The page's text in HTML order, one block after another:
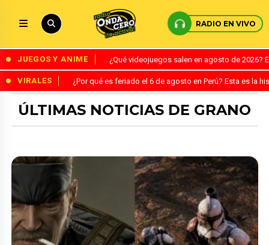
RADIO EN VIVO
JUEGOS Y ANIME ¿Qué videojuegos salen en agosto de
VIRALES ¿Por qué es feriado el 6 de agosto en Perú? Esta es la
ÚLTIMAS NOTICIAS DE GRANO